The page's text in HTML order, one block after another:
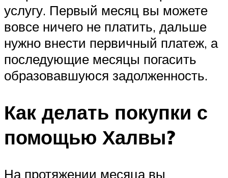
услугу. Первый месяц вы можете
вовсе ничего не платить, дальше
нужно внести первичный платеж, а
последующие месяцы погасить
образовавшуюся задолженность.
Как делать покупки с
помощью Халвы?
На протяжении месяца вы